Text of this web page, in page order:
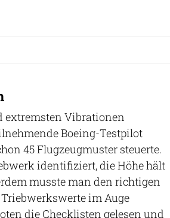
extremsten Vibrationen
Boeing-Testpilot
45 Flugzeugmuster steuerte.
identifiziert, die Höhe hält
musste man den richtigen
im Auge
die Checklisten gelesen und